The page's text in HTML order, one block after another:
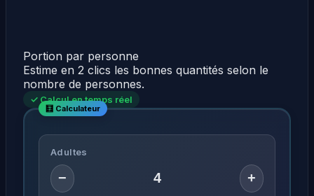
Portion par personne
Estime en 2 clics les bonnes quantités selon le
nombre de personnes.
✓ Calcul en temps réel
Adultes
− +